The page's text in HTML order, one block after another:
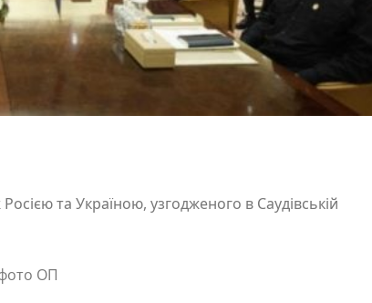
та Україною, узгодженого в Саудівській
ОП